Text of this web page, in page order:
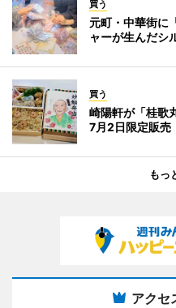
買う
元町・中華街に
ャーが生んだシ
買う
崎陽軒が「桂歌
7月2日限定販売
もっ
アクセ